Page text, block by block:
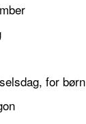
for børn